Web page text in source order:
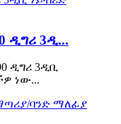
ዲግሪ 3ዲ...
ዲግሪ 3ዲቢ
ነው...